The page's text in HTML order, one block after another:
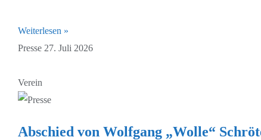
Weiterlesen »
Presse 27. Juli 2026
Verein
Abschied von Wolfgang „Wolle“